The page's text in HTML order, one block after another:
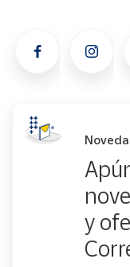
y